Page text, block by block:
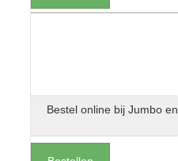
Bestel online bij Jumbo